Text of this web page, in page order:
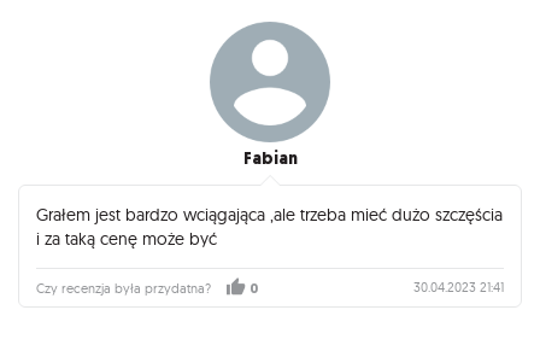
Fabian
Grałem jest bardzo wciągająca ,ale trzeba mieć dużo szczęścia
i za taką cenę może być
Czy recenzja była przydatna? 0 30.04.2023 21:41